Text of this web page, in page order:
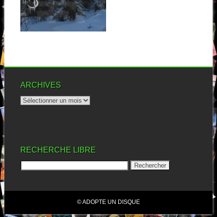
Premier contact avec le one-
man band américain
Panopticon pour moi. Je...
ARCHIVES
RECHERCHE LIBRE
© ADOPTE UN DISQUE